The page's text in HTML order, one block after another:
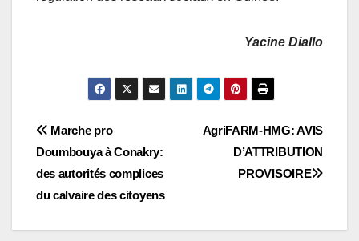
Yacine Diallo
Navigation
de
l’article
AgriFARM-HMG: AVIS
D’ATTRIBUTION
PROVISOIRE
Marche pro
Doumbouya à Conakry:
des autorités complices
du calvaire des citoyens